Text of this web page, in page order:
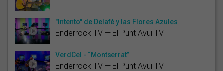
"Intento" de Delafé y las Flores Azules
Enderrock TV — El Punt Avui TV
VerdCel - “Montserrat”
Enderrock TV — El Punt Avui TV